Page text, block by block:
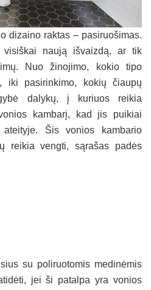
dizaino raktas – pasiruošimas.
visiškai naują išvaizdą, ar tik
Nuo žinojimo, kokio tipo
iki pasirinkimo, kokių čiaupų
dalykų, į kuriuos reikia
kambarį, kad jis puikiai
Šis vonios kambario
reikia vengti, sąrašas padės
su poliruotomis medinėmis
jei ši patalpa yra vonios